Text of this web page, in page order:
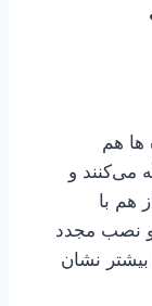
ها هم
می‌کنند و
هم با
و نصب مجدد
نشان